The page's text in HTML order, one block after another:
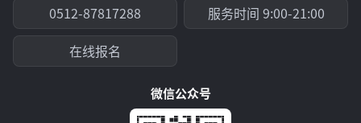
0512-87817288
服务时间 9:00-21:00
在线报名
微信公众号